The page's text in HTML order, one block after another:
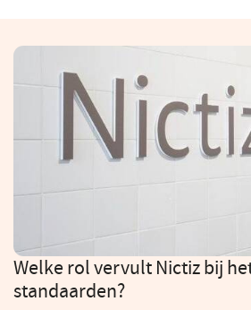
Welke rol vervult Nictiz bij
standaarden?